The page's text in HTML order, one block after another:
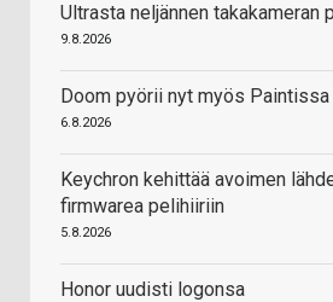
Ultrasta neljännen takakameran
9.8.2026
Doom pyörii nyt myös Paintissa
6.8.2026
Keychron kehittää avoimen
firmwarea pelihiiriin
5.8.2026
Honor uudisti logonsa